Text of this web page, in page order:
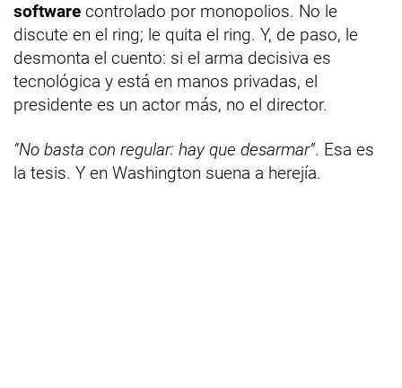
software controlado por monopolios. No le
discute en el ring; le quita el ring. Y, de paso, le
desmonta el cuento: si el arma decisiva es
tecnológica y está en manos privadas, el
presidente es un actor más, no el director.
“No basta con regular: hay que desarmar”. Esa es
la tesis. Y en Washington suena a herejía.